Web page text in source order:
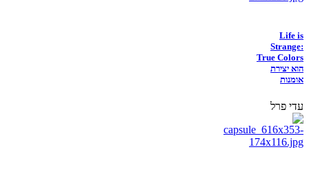
Life is
Strange:
True Colors
הוא יצירת
אומנות
עדי פרל